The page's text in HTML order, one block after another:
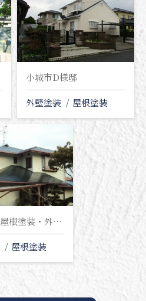
小城市D様邸
外壁塗装 屋根塗装
鳥栖市 屋根塗装・外壁塗装塗り替え工事
屋根塗装